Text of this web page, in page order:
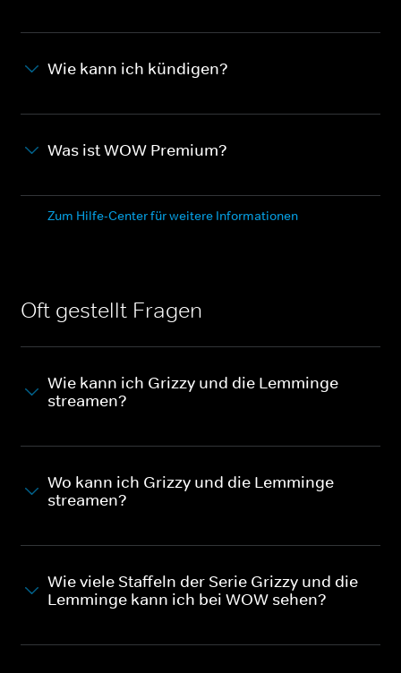
Wie kann ich kündigen?
Was ist WOW Premium?
Zum Hilfe-Center für weitere Informationen
Oft gestellt Fragen
Wie kann ich Grizzy und die Lemminge
streamen?
Wo kann ich Grizzy und die Lemminge
streamen?
Wie viele Staffeln der Serie Grizzy und die
Lemminge kann ich bei WOW sehen?